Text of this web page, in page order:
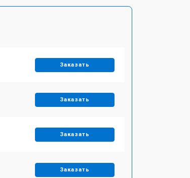
Заказать
Заказать
Заказать
Заказать